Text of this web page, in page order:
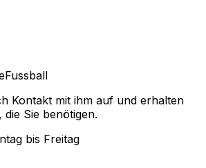
Kontakt mit ihm auf und erhalten
Sie benötigen.
bis Freitag